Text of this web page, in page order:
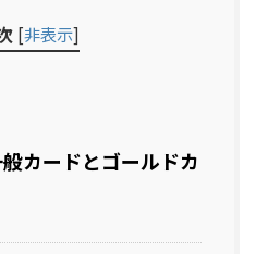
[非表示]
カードとゴールドカ